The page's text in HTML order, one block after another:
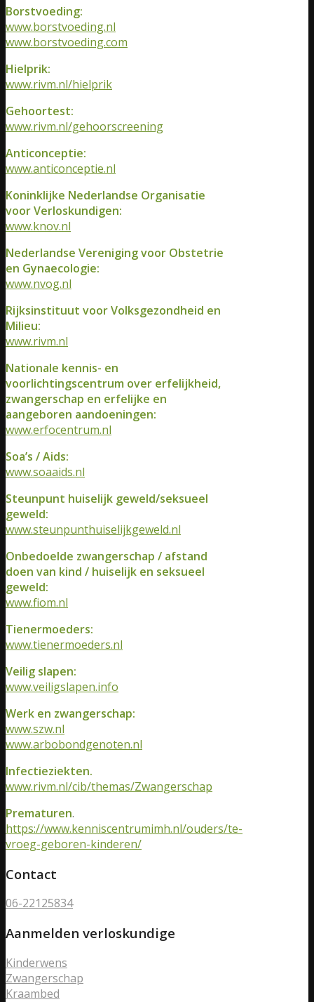
Borstvoeding:
www.borstvoeding.nl
www.borstvoeding.com
Hielprik:
www.rivm.nl/hielprik
Gehoortest:
www.rivm.nl/gehoorscreening
Anticonceptie:
www.anticonceptie.nl
Koninklijke Nederlandse Organisatie
voor Verloskundigen:
www.knov.nl
Nederlandse Vereniging voor Obstetrie
en Gynaecologie:
www.nvog.nl
Rijksinstituut voor Volksgezondheid en
Milieu:
www.rivm.nl
Nationale kennis- en
voorlichtingscentrum over erfelijkheid,
zwangerschap en erfelijke en
aangeboren aandoeningen:
www.erfocentrum.nl
Soa’s / Aids:
www.soaaids.nl
Steunpunt huiselijk geweld/seksueel
geweld:
www.steunpunthuiselijkgeweld.nl
Onbedoelde zwangerschap / afstand
doen van kind / huiselijk en seksueel
geweld:
www.fiom.nl
Tienermoeders:
www.tienermoeders.nl
Veilig slapen:
www.veiligslapen.info
Werk en zwangerschap:
www.szw.nl
www.arbobondgenoten.nl
Infectieziekten.
www.rivm.nl/cib/themas/Zwangerschap
Prematuren.
https://www.kenniscentrumimh.nl/ouders/te-
vroeg-geboren-kinderen/
Contact
06-22125834
Aanmelden verloskundige
Kinderwens
Zwangerschap
Kraambed